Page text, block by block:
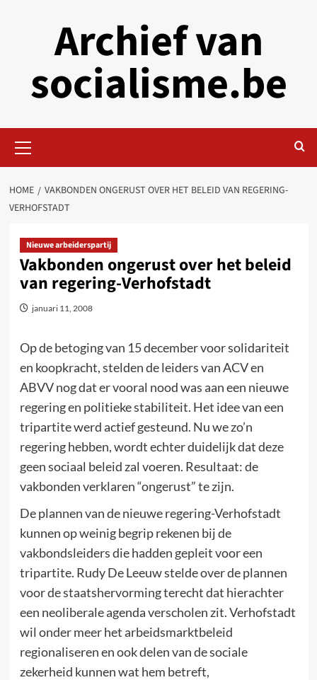
Archief van
socialisme.be
Menu
HOME
VAKBONDEN ONGERUST OVER HET BELEID VAN REGERING-
VERHOFSTADT
Nieuwe arbeiderspartij
Vakbonden ongerust over het beleid
van regering-Verhofstadt
januari 11, 2008
Op de betoging van 15 december voor solidariteit
en koopkracht, stelden de leiders van ACV en
ABVV nog dat er vooral nood was aan een nieuwe
regering en politieke stabiliteit. Het idee van een
tripartite werd actief gesteund. Nu we zo’n
regering hebben, wordt echter duidelijk dat deze
geen sociaal beleid zal voeren. Resultaat: de
vakbonden verklaren “ongerust” te zijn.
De plannen van de nieuwe regering-Verhofstadt
kunnen op weinig begrip rekenen bij de
vakbondsleiders die hadden gepleit voor een
tripartite. Rudy De Leeuw stelde over de plannen
voor de staatshervorming terecht dat hierachter
een neoliberale agenda verscholen zit. Verhofstadt
wil onder meer het arbeidsmarktbeleid
regionaliseren en ook delen van de sociale
zekerheid kunnen wat hem betreft,